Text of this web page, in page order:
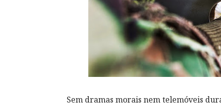
Sem dramas morais nem telemóveis